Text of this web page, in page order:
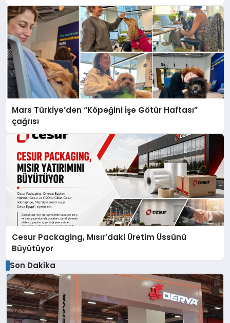
Mars Türkiye’den “Köpeğini İşe Götür Haftası”
çağrısı
Cesur Packaging, Mısır’daki Üretim Üssünü
Büyütüyor
Son Dakika